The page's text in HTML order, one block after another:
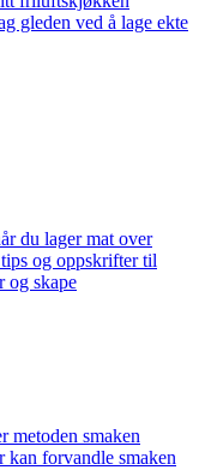
gleden ved å lage ekte
du lager mat over
og oppskrifter til
og skape
metoden smaken
kan forvandle smaken